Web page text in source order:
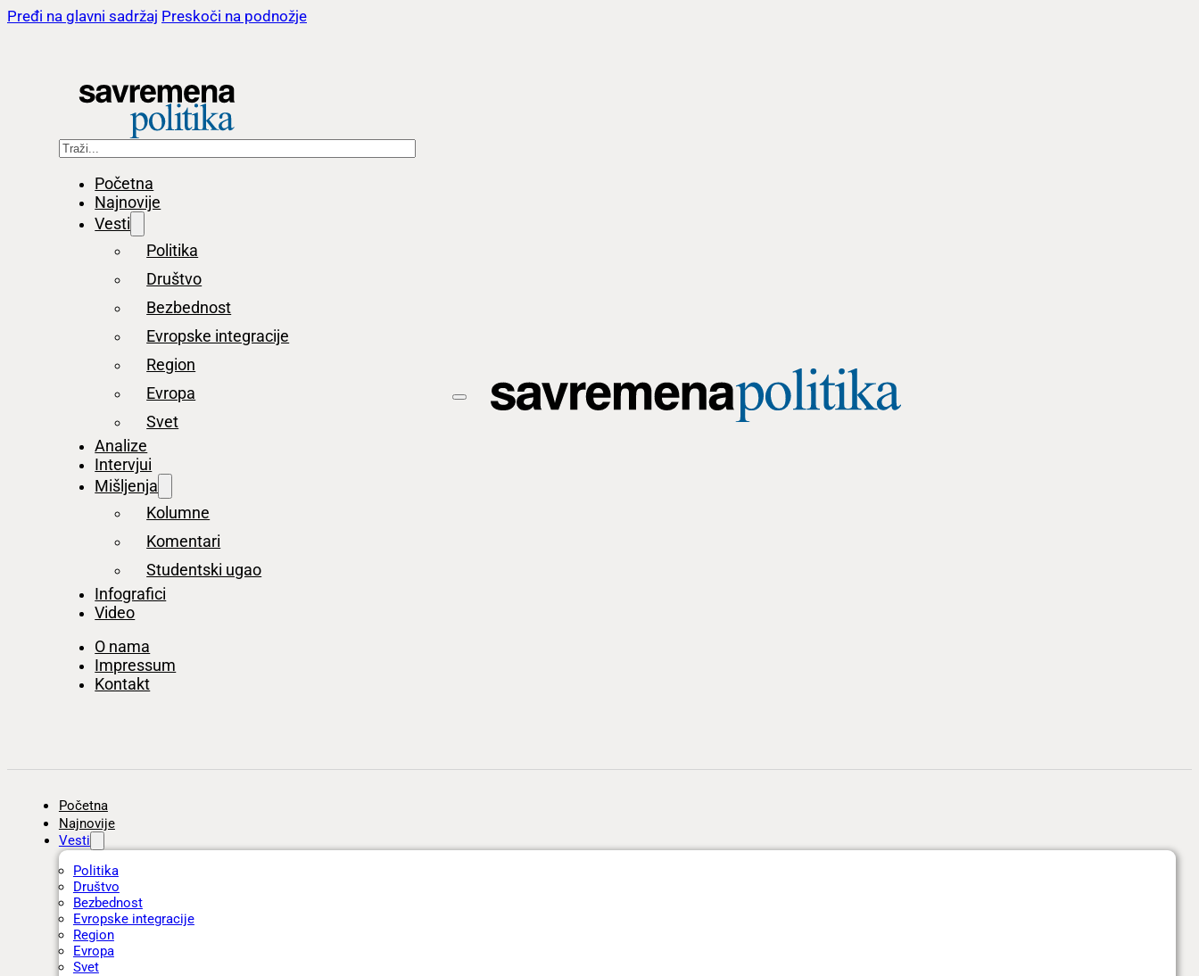
Pređi na glavni sadržaj Preskoči na podnožje
Pretraga
Početna
Najnovije
Vesti
Politika
Društvo
Bezbednost
Evropske integracije
Region
Evropa
Svet
Analize
Intervjui
Mišljenja
Kolumne
Komentari
Studentski ugao
Infografici
Video
O nama
Impressum
Kontakt
Početna
Najnovije
Vesti
Politika
Društvo
Bezbednost
Evropske integracije
Region
Evropa
Svet